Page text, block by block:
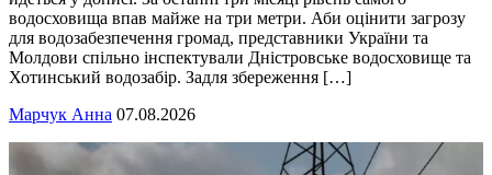
водосховища впав майже на три метри. Аби оцінити загрозу
для водозабезпечення громад, представники України та
Молдови спільно інспектували Дністровське водосховище та
Хотинський водозабір. Задля збереження […]
Марчук Анна 07.08.2026